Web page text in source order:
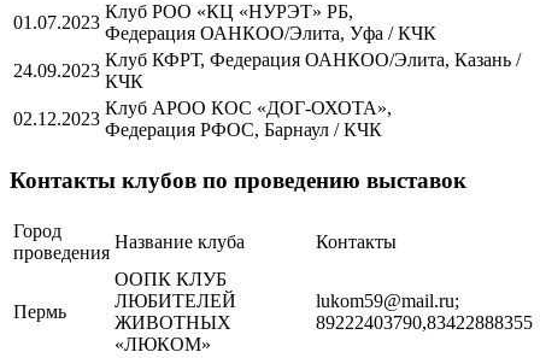
01.07.2023
Клуб РОО «КЦ «НУРЭТ» РБ,
Федерация ОАНКОО/Элита, Уфа / КЧК
24.09.2023
Клуб КФРТ, Федерация ОАНКОО/Элита, Казань /
КЧК
02.12.2023
Клуб АРОО КОС «ДОГ-ОХОТА»,
Федерация РФОС, Барнаул / КЧК
Контакты клубов по проведению выставок
Город
проведения
Название клуба Контакты
Пермь
ООПК КЛУБ
ЛЮБИТЕЛЕЙ
ЖИВОТНЫХ
«ЛЮКОМ»
lukom59@mail.ru;
89222403790,83422888355